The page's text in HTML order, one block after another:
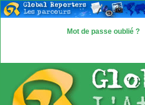
Mot de passe oublié ?